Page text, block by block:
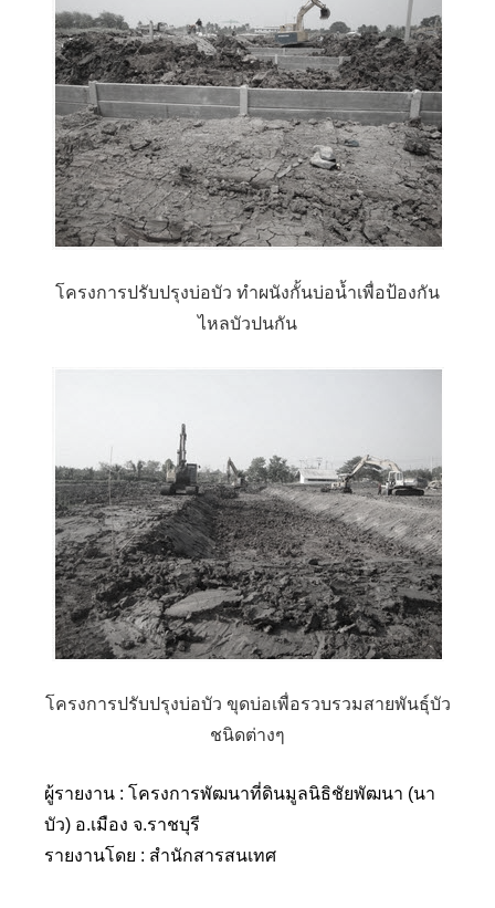
โครงการปรับปรุงบ่อบัว ทำผนังกั้นบ่อน้ำเพื่อป้องกัน
ไหลบัวปนกัน
โครงการปรับปรุงบ่อบัว ขุดบ่อเพื่อรวบรวมสายพันธ์ุบัว
ชนิดต่างๆ
ผู้รายงาน : โครงการพัฒนาที่ดินมูลนิธิชัยพัฒนา (นา
บัว) อ.เมือง จ.ราชบุรี
รายงานโดย : สำนักสารสนเทศ